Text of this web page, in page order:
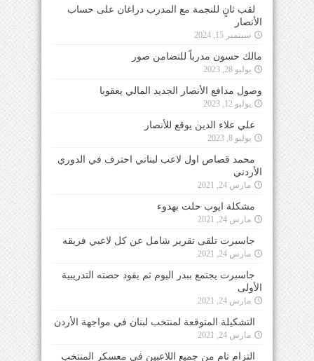
لقب ثانٍ للنجمة مع المدرب دراغان على حساب
الأنصار
سبتمبر 15, 2024
مالك حسون مدرباً للتضامن صور
يوليو 28, 2023
وصول مدافع الأنصار الجديد المالي يعقوبا
يوليو 12, 2023
علي علاء الدين يوقع للأنصار
يوليو 8, 2023
محمد قصاص اول لاعب لبناني احترف في الدوري
الأردني
مارس 24, 2021
مشكلة ايوب حلت بهدوء
مارس 24, 2021
جاسبرت تلقى تقرير شامل عن كل لاعبي فريقه
مارس 24, 2021
جاسبرت يجتمع ببدر اليوم ثم يقود حصته التدريبية
الأولى
مارس 24, 2021
التشكيلة المتوقعة لمنتخب لبنان في مواجهة الأردن
مارس 24, 2021
التزام تام من جميع اللاعبين في معسكر المنتخب